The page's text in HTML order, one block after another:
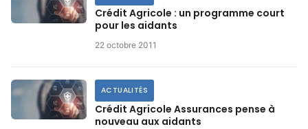
Crédit Agricole : un programme court
pour les aidants
22 octobre 2011
ACTUALITÉS
Crédit Agricole Assurances pense à
nouveau aux aidants